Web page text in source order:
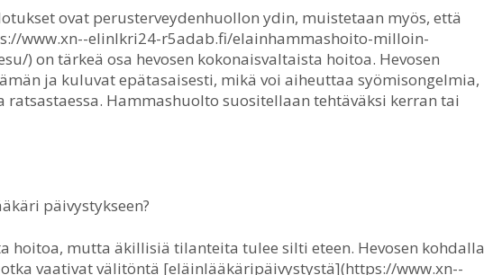
ovat perusterveydenhuollon ydin, muistetaan myös, että
www.xn--elinlkri24-r5adab.fi/elainhammashoito-milloin-
) on tärkeä osa hevosen kokonaisvaltaista hoitoa. Hevosen
ja kuluvat epätasaisesti, mikä voi aiheuttaa syömisongelmia,
Hammashuolto suositellaan tehtäväksi kerran tai
päivystykseen?
hoitoa, mutta äkillisiä tilanteita tulee silti eteen. Hevosen kohdalla
vaativat välitöntä [eläinlääkäripäivystystä](https://www.xn--